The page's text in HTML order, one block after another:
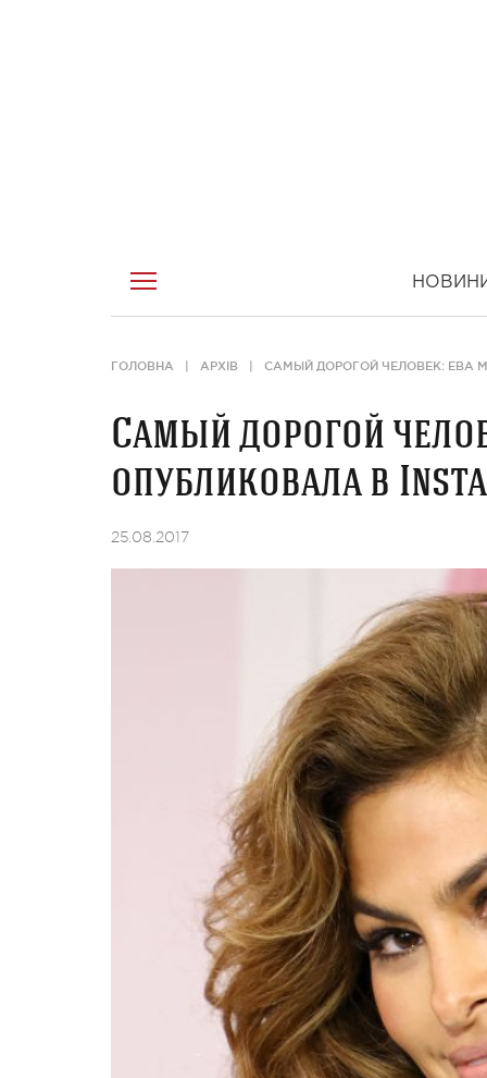
ГОЛОВНА АРХІВ САМЫЙ ДОРОГОЙ ЧЕЛОВЕК: ЕВА
Самый дорогой
опубликовала в
25.08.2017